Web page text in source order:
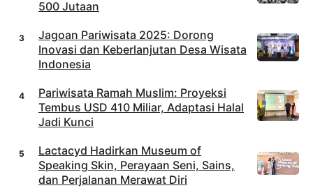
500 Jutaan
Jagoan Pariwisata 2025: Dorong
Inovasi dan Keberlanjutan Desa Wisata
Indonesia
Pariwisata Ramah Muslim: Proyeksi
Tembus USD 410 Miliar, Adaptasi Halal
Jadi Kunci
Lactacyd Hadirkan Museum of
Speaking Skin, Perayaan Seni, Sains,
dan Perjalanan Merawat Diri